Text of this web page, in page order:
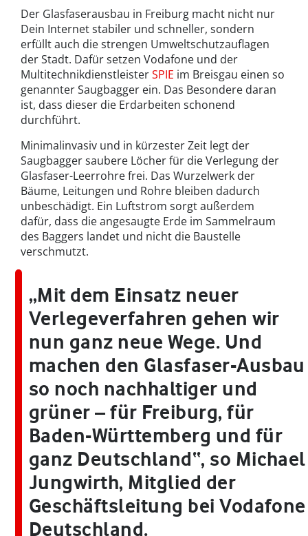
Der Glasfaserausbau in Freiburg macht nicht nur
Dein Internet stabiler und schneller, sondern
erfüllt auch die strengen Umweltschutzauflagen
der Stadt. Dafür setzen Vodafone und der
MultitechnikdienstleisterSPIE im Breisgau einen so
genannter Saugbagger ein. Das Besondere daran
ist, dass dieser die Erdarbeiten schonend
durchführt.
Minimalinvasiv und in kürzester Zeit legt der
Saugbagger saubere Löcher für die Verlegung der
Glasfaser-Leerrohre frei. Das Wurzelwerk der
Bäume, Leitungen und Rohre bleiben dadurch
unbeschädigt. Ein Luftstrom sorgt außerdem
dafür, dass die angesaugte Erde im Sammelraum
des Baggers landet und nicht die Baustelle
verschmutzt.
„Mit dem Einsatz neuer
Verlegeverfahren gehen wir
nun ganz neue Wege. Und
machen den Glasfaser-Ausbau
so noch nachhaltiger und
grüner – für Freiburg, für
Baden-Württemberg und für
ganz Deutschland“, so Michael
Jungwirth, Mitglied der
Geschäftsleitung bei Vodafone
Deutschland.